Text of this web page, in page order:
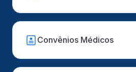
Convênios Médicos